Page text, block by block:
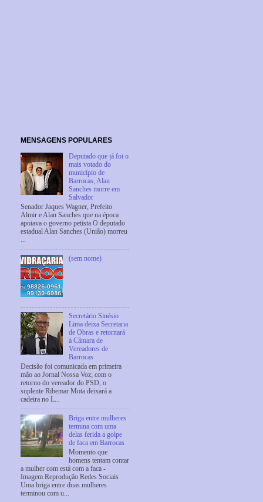
MENSAGENS POPULARES
Deputado que já foi o
mais votado do
município de
Barrocas, Alan
Sanches morre em
Salvador
Senador Jaques Wagner, Prefeito
Almir e Alan Sanches que na época
apoiava o governo petista O deputado
estadual Alan Sanches (União) morreu
...
(sem nome)
Secretário Sinésio
Lima deixa Secretaria
de Obras e retornará
à Câmara de
Vereadores de
Barrocas
Decisão foi comunicada em primeira
mão ao Jornal Nossa Voz; com o
retorno do vereador do PSD, o
suplente Ribemar Mota deixará a
cadeira no L...
Briga entre mulheres
termina com uma
delas ferida a golpe
de faca em Barrocas
Momento que
homens tentam contar
a mulher com está com a faca -
Imagem Reprodução Redes Sociais
Uma briga entre duas mulheres
terminou com u...